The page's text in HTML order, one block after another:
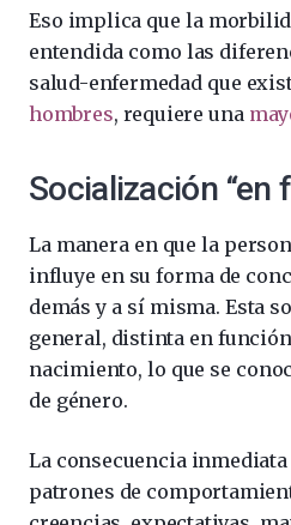
Eso implica que la
entendida como las
salud-enfermedad que
hombres, requiere una
Socialización “en
La manera en que la
influye en su forma de
demás y a sí misma. Esta
general, distinta en
nacimiento, lo que se
de género.
La consecuencia inmediata
patrones de